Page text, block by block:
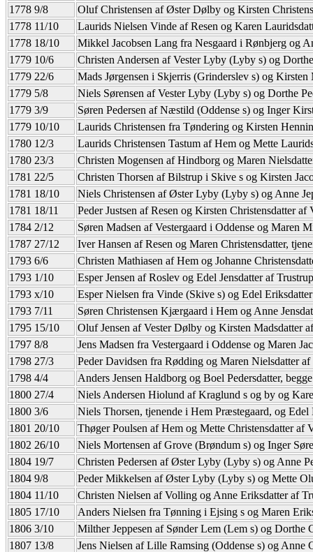
1778 9/8
Oluf Christensen af Øster Dølby og Kirsten
1778 11/10
Laurids Nielsen Vinde af Resen og Karen
1778 18/10
Mikkel Jacobsen Lang fra Nesgaard i Rønbjerg og
1779 10/6
Christen Andersen af Vester Lyby (Lyby s) og
1779 22/6
Mads Jørgensen i Skjerris (Grinderslev s) og
1779 5/8
Niels Sørensen af Vester Lyby (Lyby s) og Dorthe
1779 3/9
Søren Pedersen af Næstild (Oddense s) og Inger
1779 10/10
Laurids Christensen fra Tøndering og Kirsten
1780 12/3
Laurids Christensen Tastum af Hem og Mette
1780 23/3
Christen Mogensen af Hindborg og Maren
1781 22/5
Christen Thorsen af Bilstrup i Skive s og Kirsten
1781 18/10
Niels Christensen af Øster Lyby (Lyby s) og Anne
1781 18/11
Peder Justsen af Resen og Kirsten Christensdatter af
1784 2/12
Søren Madsen af Vestergaard i Oddense og Maren
1787 27/12
Iver Hansen af Resen og Maren Christensdatter,
1793 6/6
Christen Mathiasen af Hem og Johanne
1793 1/10
Esper Jensen af Roslev og Edel Jensdatter af
1793 x/10
Esper Nielsen fra Vinde (Skive s) og Edel
1793 7/11
Søren Christensen Kjærgaard i Hem og Anne
1795 15/10
Oluf Jensen af Vester Dølby og Kirsten Madsdatter
1797 8/8
Jens Madsen fra Vestergaard i Oddense og Maren
1798 27/3
Peder Davidsen fra Rødding og Maren Nielsdatter
1798 4/4
Anders Jensen Haldborg og Boel Pedersdatter,
1800 27/4
Niels Andersen Hiolund af Kraglund s og by og
1800 3/6
Niels Thorsen, tjenende i Hem Præstegaard, og
1801 20/10
Thøger Poulsen af Hem og Mette Christensdatter af
1802 26/10
Niels Mortensen af Grove (Brøndum s) og Inger
1804 19/7
Christen Pedersen af Øster Lyby (Lyby s) og Anne
1804 9/8
Peder Mikkelsen af Øster Lyby (Lyby s) og Mette
1804 11/10
Christen Nielsen af Volling og Anne Eriksdatter af
1805 17/10
Anders Nielsen fra Tønning i Ejsing s og Maren
1806 3/10
Milther Jeppesen af Sønder Lem (Lem s) og Dorthe
1807 13/8
Jens Nielsen af Lille Ramsing (Oddense s) og Anne